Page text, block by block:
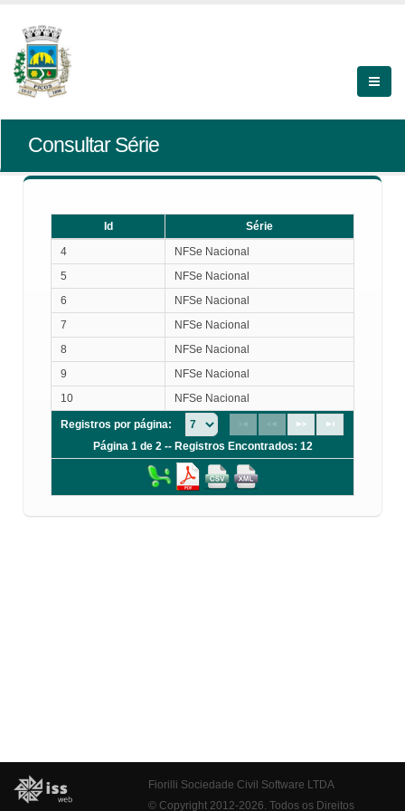
Consultar Série
Id
Série
Série
4
NFSe Nacional
5
NFSe Nacional
6
NFSe Nacional
7
NFSe Nacional
8
NFSe Nacional
9
NFSe Nacional
10
NFSe Nacional
Registros por página:
Página 1 de 2 -- Registros Encontrados: 12
Fiorilli Sociedade Civil Software LTDA
© Copyright 2012-2026. Todos os Direitos